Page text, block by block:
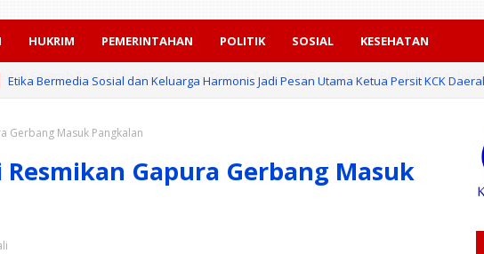
HUKRIM PEMERINTAHAN POLITIK SOSIAL KESEHATAN
Etika Bermedia Sosial dan Keluarga Harmonis Jadi Pesan Utama Ketua Persit KCK
Gerbang Masuk Pangkalan
Gapura Gerbang Masuk